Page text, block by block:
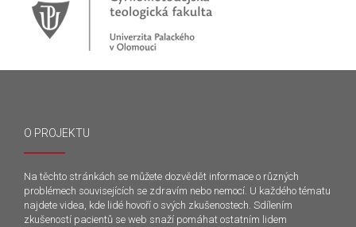
O PROJEKTU
Na těchto stránkách se můžete dozvědět informace o různých
problémech souvisejících se zdravím nebo nemocí. U každého tématu
najdete videa, kde lidé hovoří o svých zkušenostech. Sdílením
zkušeností pacientů se web snaží pomáhat ostatním lidem